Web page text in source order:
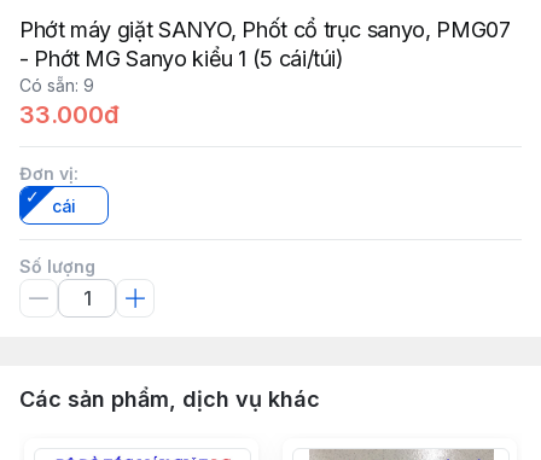
Phớt máy giặt SANYO, Phốt cổ trục sanyo, PMG07
- Phớt MG Sanyo kiểu 1 (5 cái/túi)
Có sẵn: 9
33.000đ
Đơn vị:
cái
Số lượng
Các sản phẩm, dịch vụ khác